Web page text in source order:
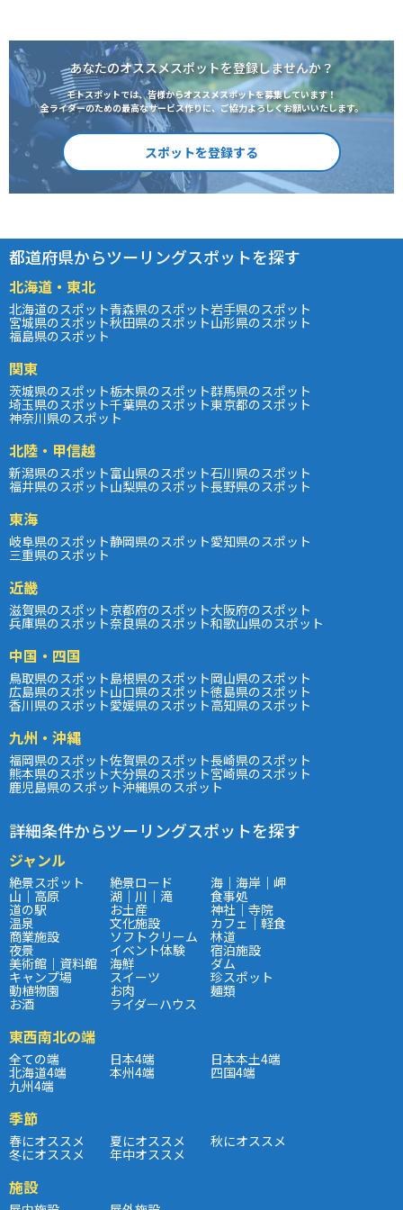
あなたのオススメスポットを登録しませんか？
モトスポットでは、皆様からオススメスポットを募集しています！
全ライダーのための最高なサービス作りに、ご協力よろしくお願いいたします。
スポットを登録する
都道府県からツーリングスポットを探す
北海道・東北
北海道のスポット青森県のスポット岩手県のスポット
宮城県のスポット秋田県のスポット山形県のスポット
福島県のスポット
関東
茨城県のスポット栃木県のスポット群馬県のスポット
埼玉県のスポット千葉県のスポット東京都のスポット
神奈川県のスポット
北陸・甲信越
新潟県のスポット富山県のスポット石川県のスポット
福井県のスポット山梨県のスポット長野県のスポット
東海
岐阜県のスポット静岡県のスポット愛知県のスポット
三重県のスポット
近畿
滋賀県のスポット京都府のスポット大阪府のスポット
兵庫県のスポット奈良県のスポット和歌山県のスポット
中国・四国
鳥取県のスポット島根県のスポット岡山県のスポット
広島県のスポット山口県のスポット徳島県のスポット
香川県のスポット愛媛県のスポット高知県のスポット
九州・沖縄
福岡県のスポット佐賀県のスポット長崎県のスポット
熊本県のスポット大分県のスポット宮崎県のスポット
鹿児島県のスポット沖縄県のスポット
詳細条件からツーリングスポットを探す
ジャンル
絶景スポット 絶景ロード 海｜海岸｜岬
山｜高原 湖｜川｜滝 食事処
道の駅 お土産 神社｜寺院
温泉 文化施設 カフェ｜軽食
商業施設 ソフトクリーム 林道
夜景 イベント体験 宿泊施設
美術館｜資料館 海鮮 ダム
キャンプ場 スイーツ 珍スポット
動植物園 お肉 麺類
お酒 ライダーハウス
東西南北の端
全ての端 日本4端 日本本土4端
北海道4端 本州4端 四国4端
九州4端
季節
春にオススメ 夏にオススメ 秋にオススメ
冬にオススメ 年中オススメ
施設